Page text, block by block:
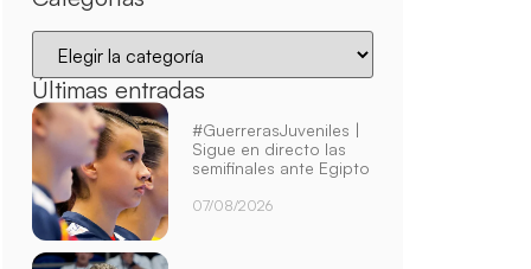
Últimas entradas
#GuerrerasJuveniles |
Sigue en directo las
semifinales ante Egipto
07/08/2026